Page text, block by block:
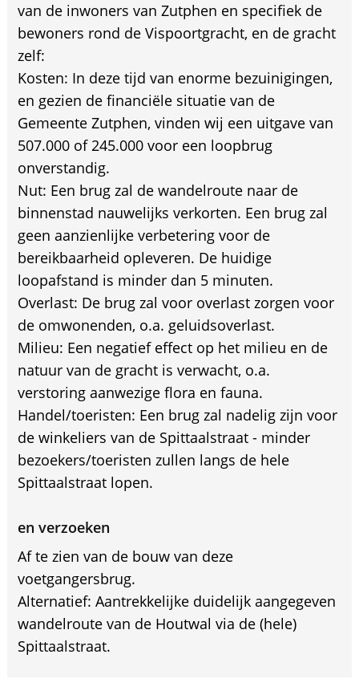
van de inwoners van Zutphen en specifiek de
bewoners rond de Vispoortgracht, en de gracht
zelf:
Kosten: In deze tijd van enorme bezuinigingen,
en gezien de financiële situatie van de
Gemeente Zutphen, vinden wij een uitgave van
507.000 of 245.000 voor een loopbrug
onverstandig.
Nut: Een brug zal de wandelroute naar de
binnenstad nauwelijks verkorten. Een brug zal
geen aanzienlijke verbetering voor de
bereikbaarheid opleveren. De huidige
loopafstand is minder dan 5 minuten.
Overlast: De brug zal voor overlast zorgen voor
de omwonenden, o.a. geluidsoverlast.
Milieu: Een negatief effect op het milieu en de
natuur van de gracht is verwacht, o.a.
verstoring aanwezige flora en fauna.
Handel/toeristen: Een brug zal nadelig zijn voor
de winkeliers van de Spittaalstraat - minder
bezoekers/toeristen zullen langs de hele
Spittaalstraat lopen.
en verzoeken
Af te zien van de bouw van deze
voetgangersbrug.
Alternatief: Aantrekkelijke duidelijk aangegeven
wandelroute van de Houtwal via de (hele)
Spittaalstraat.